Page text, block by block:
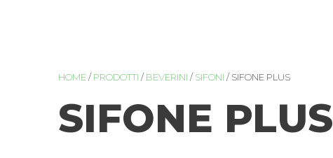
HOME/ PRODOTTI / BEVERINI / SIFONI / SIFONE PLUS
SIFONE PLUS